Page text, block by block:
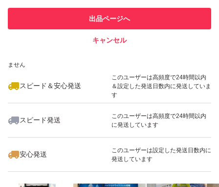
での取引実績があります
ません
スピード＆安心発送
このユーザーは高頻度で24時間以内
＆設定した発送日数内に発送していま
す
スピード発送
このユーザーは高頻度で24時間以内
に発送しています
安心発送
このユーザーは設定した発送日数内に
発送しています
出品ページへ
キャンセル
いいね！
750